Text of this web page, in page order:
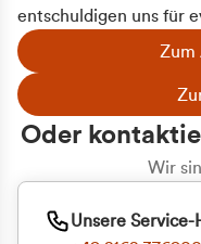
entschuldigen uns für
Zum
Oder
Wir
Unsere